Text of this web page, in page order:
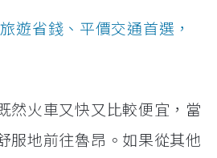
遊省錢、平價交通首選，
然火車又快又比較便宜，當
服地前往魯昂。如果從其他